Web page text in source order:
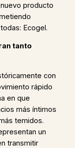
producto
Ecogel.
tanto
con
rápido
en que
más íntimos
temidos.
un
transmitir